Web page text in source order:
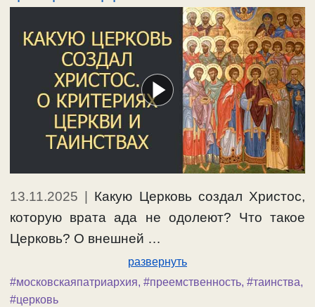
13.11.2025
Какую Церковь создал Христос,
которую врата ада не одолеют? Что такое
Церковь? О внешней …
развернуть
#московскаяпатриархия, #преемственность, #таинства,
#церковь